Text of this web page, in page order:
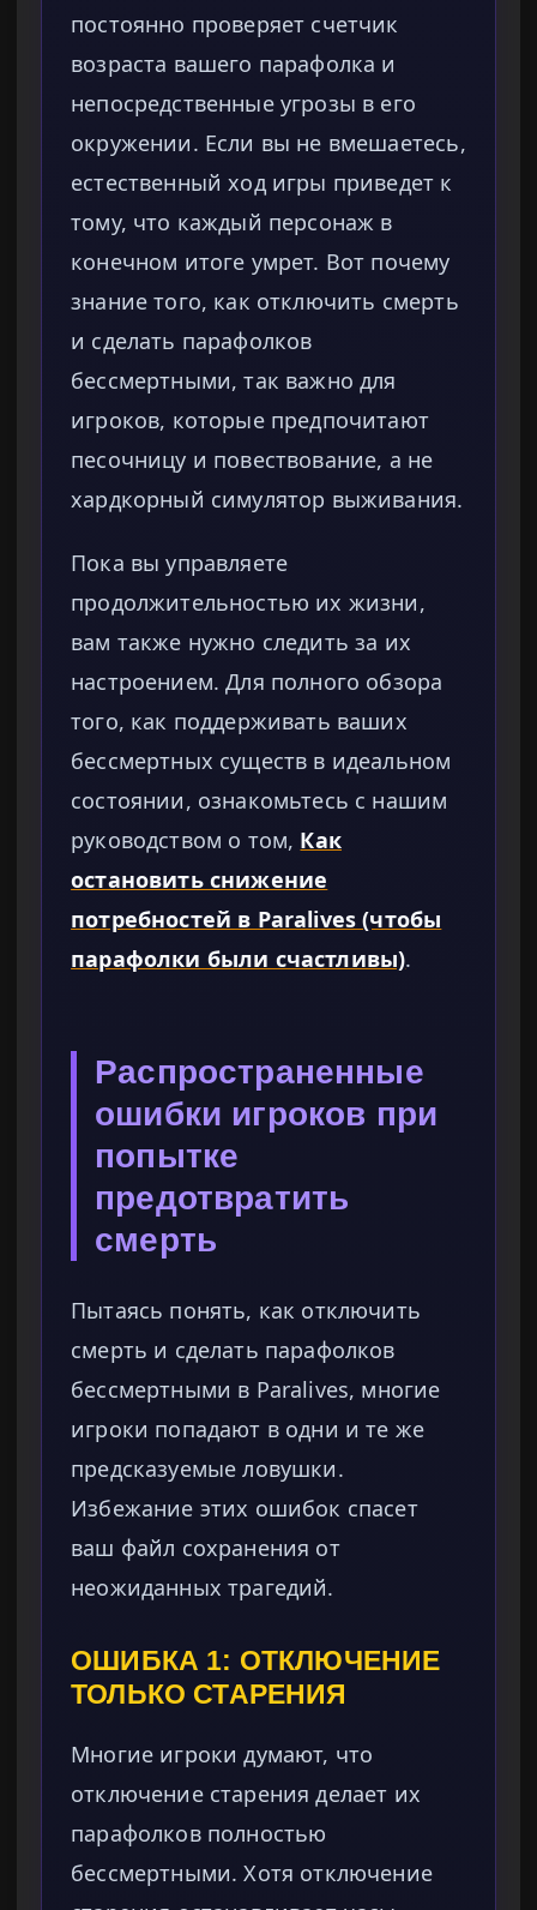
постоянно проверяет счетчик
возраста вашего парафолка и
непосредственные угрозы в его
окружении. Если вы не вмешаетесь,
естественный ход игры приведет к
тому, что каждый персонаж в
конечном итоге умрет. Вот почему
знание того, как отключить смерть
и сделать парафолков
бессмертными, так важно для
игроков, которые предпочитают
песочницу и повествование, а не
хардкорный симулятор выживания.
Пока вы управляете
продолжительностью их жизни,
вам также нужно следить за их
настроением. Для полного обзора
того, как поддерживать ваших
бессмертных существ в идеальном
состоянии, ознакомьтесь с нашим
руководством о том, Как
остановить снижение
потребностей в Paralives (чтобы
парафолки были счастливы).
Распространенные
ошибки игроков при
попытке
предотвратить
смерть
Пытаясь понять, как отключить
смерть и сделать парафолков
бессмертными в Paralives, многие
игроки попадают в одни и те же
предсказуемые ловушки.
Избежание этих ошибок спасет
ваш файл сохранения от
неожиданных трагедий.
ОШИБКА 1: ОТКЛЮЧЕНИЕ
ТОЛЬКО СТАРЕНИЯ
Многие игроки думают, что
отключение старения делает их
парафолков полностью
бессмертными. Хотя отключение